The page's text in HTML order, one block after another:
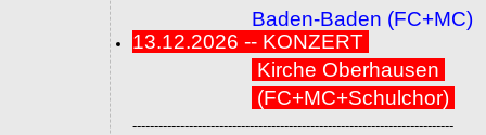
Baden-Baden (FC+MC)
13.12.2026 -- KONZERT
Kirche Oberhausen
(FC+MC+Schulchor)
--------------------------------------------------------------------------